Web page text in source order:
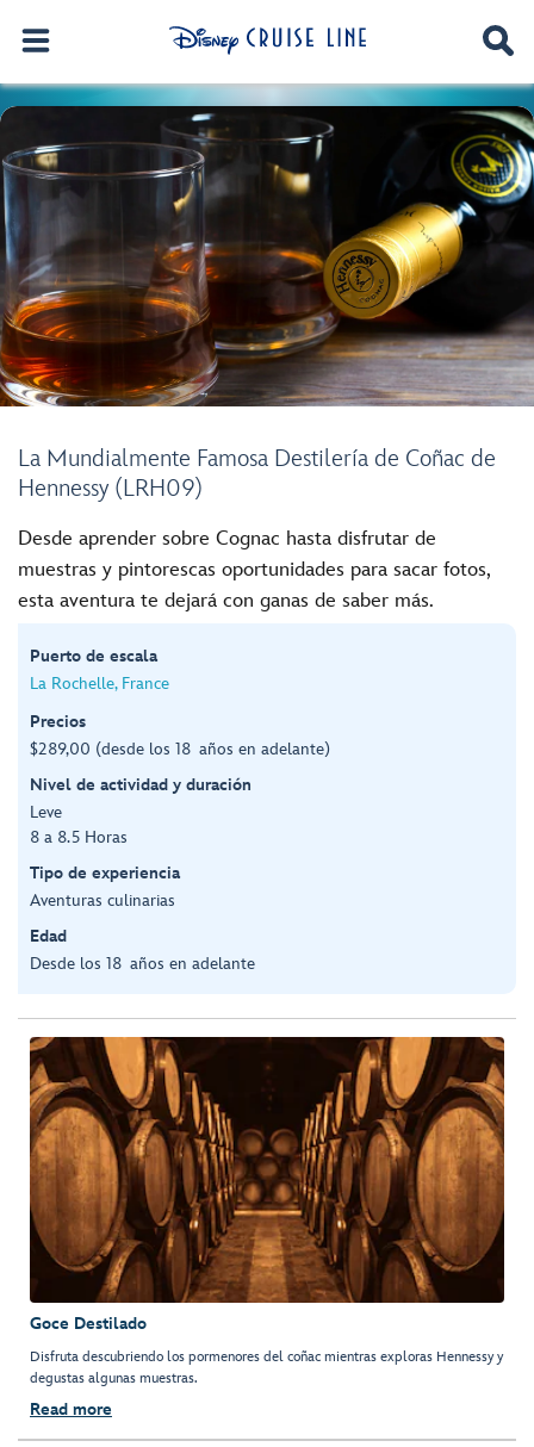
La Mundialmente Famosa Destilería de Coñac de
Hennessy (LRH09)
Desde aprender sobre Cognac hasta disfrutar de
muestras y pintorescas oportunidades para sacar fotos,
esta aventura te dejará con ganas de saber más.
Puerto de escala
La Rochelle, France
Precios
$289,00 (desde los 18 años en adelante)
Nivel de actividad y duración
Leve
8 a 8.5 Horas
Tipo de experiencia
Aventuras culinarias
Edad
Desde los 18 años en adelante
Goce Destilado
Disfruta descubriendo los pormenores del coñac mientras exploras Hennessy y
degustas algunas muestras.
Read more